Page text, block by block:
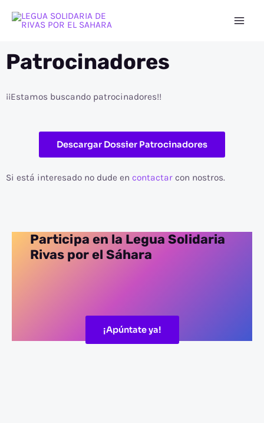
Patrocinadores
¡¡Estamos buscando patrocinadores!!
Descargar Dossier Patrocinadores
Si está interesado no dude en contactar con nostros.
Participa en la Legua Solidaria
Rivas por el Sáhara
¡Apúntate ya!